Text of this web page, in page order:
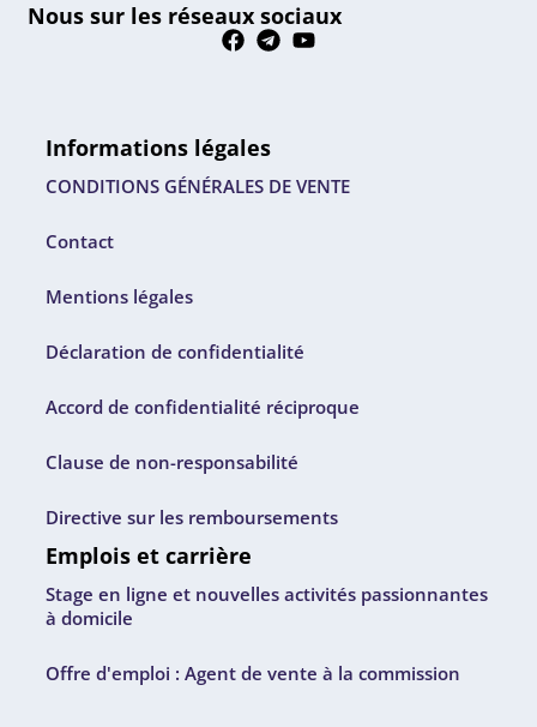
Nous sur les réseaux sociaux
Informations légales
CONDITIONS GÉNÉRALES DE VENTE
Contact
Mentions légales
Déclaration de confidentialité
Accord de confidentialité réciproque
Clause de non-responsabilité
Directive sur les remboursements
Emplois et carrière
Stage en ligne et nouvelles activités passionnantes
à domicile
Offre d'emploi : Agent de vente à la commission